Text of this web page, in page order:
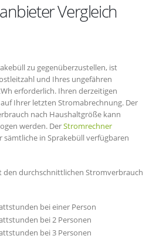
Vergleich
zu gegenüberzustellen, ist
und Ihres ungefähren
erforderlich. Ihren derzeitigen
Ihrer letzten Stromabrechnung. Der
nach Haushaltgröße kann
werden. DerStromrechner
in Sprakebüll verfügbaren
den durchschnittlichen Stromverbrauch
bei einer Person
bei 2 Personen
bei 3 Personen